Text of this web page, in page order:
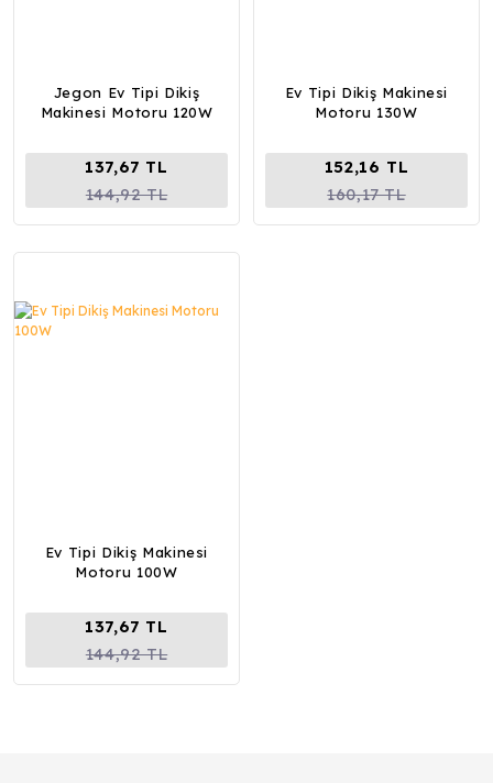
Jegon Ev Tipi Dikiş
Makinesi Motoru 120W
137,67 TL
144,92 TL
Ev Tipi Dikiş Makinesi
Motoru 130W
152,16 TL
160,17 TL
Ev Tipi Dikiş Makinesi
Motoru 100W
137,67 TL
144,92 TL